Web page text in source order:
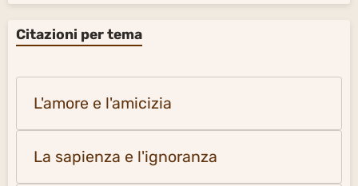
Citazioni per tema
L'amore e l'amicizia
La sapienza e l'ignoranza